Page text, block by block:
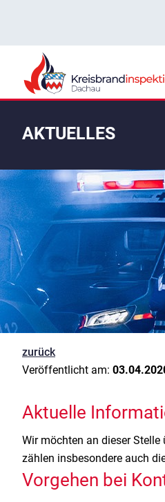
AKTUELLES
zurück
Veröffentlicht am:
Aktuelle
Wir möchten an dieser
zählen insbesondere auch
Vorgehen bei